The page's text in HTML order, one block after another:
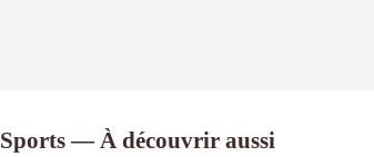
Sports — À découvrir aussi